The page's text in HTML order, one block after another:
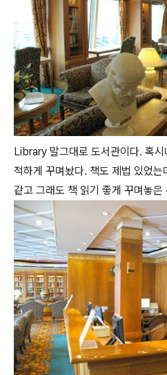
Library 말그대로 도서관이다. 혹
적하게 꾸며놨다. 책도 제법 있었
같고 그래도 책 읽기 좋게 꾸며놓